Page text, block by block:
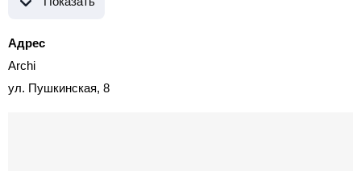
Адрес
Archi
ул. Пушкинская, 8